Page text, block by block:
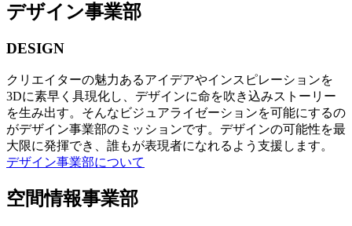
デザイン事業部
DESIGN
クリエイターの魅力あるアイデアやインスピレーションを
3Dに素早く具現化し、デザインに命を吹き込みストーリー
を生み出す。そんなビジュアライゼーションを可能にするの
がデザイン事業部のミッションです。デザインの可能性を最
大限に発揮でき、誰もが表現者になれるよう支援します。
デザイン事業部について
空間情報事業部